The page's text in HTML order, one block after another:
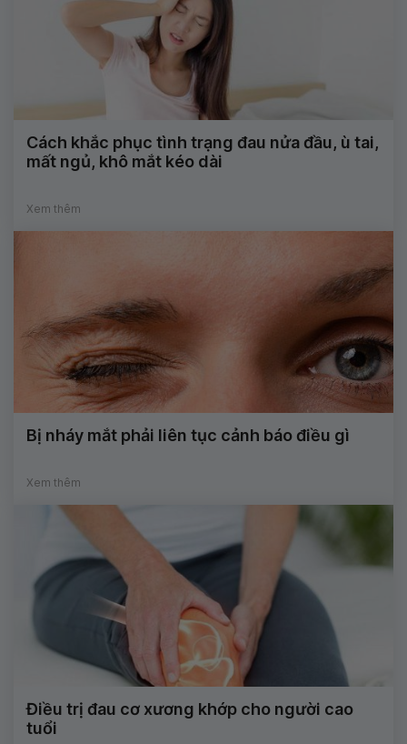
Cách khắc phục tình trạng đau nửa đầu, ù tai,
mất ngủ, khô mắt kéo dài
Xem thêm
Bị nháy mắt phải liên tục cảnh báo điều gì
Xem thêm
Điều trị đau cơ xương khớp cho người cao
tuổi